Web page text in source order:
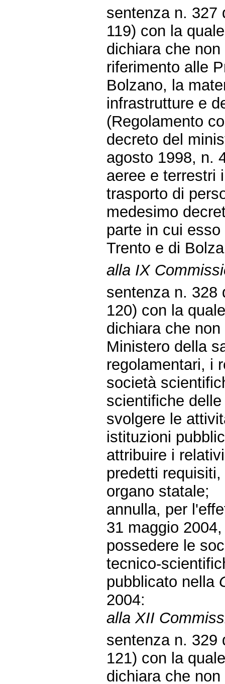
sentenza n. 327
119) con la
dichiara che
riferimento alle
Bolzano, la
infrastrutture e
(Regolamento
decreto del
agosto 1998, n.
aeree e terrestri
trasporto di
medesimo
parte in cui
Trento e di
alla IX
sentenza n. 328
120) con la
dichiara che
Ministero della
regolamentari, i
società
scientifiche
svolgere le
istituzioni
attribuire i
predetti
organo statale;
annulla, per
31 maggio
possedere le
tecnico-
pubblicato nella
2004:
alla XII
sentenza n. 329
121) con la
dichiara che